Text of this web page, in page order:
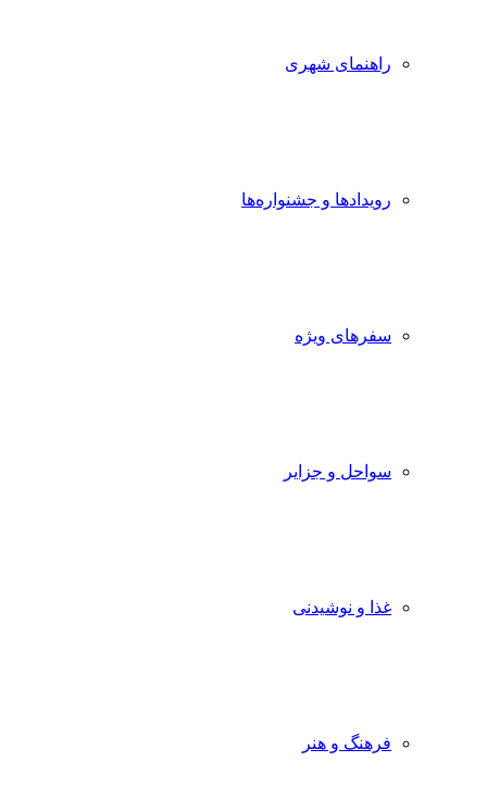
راهنمای شهری
رویدادها و جشنواره‌ها
سفرهای ویژه
سواحل و جزایر
غذا و نوشیدنی
فرهنگ و هنر